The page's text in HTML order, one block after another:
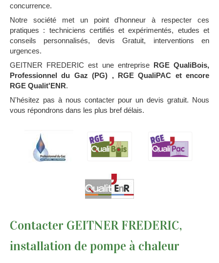
concurrence.
Notre société met un point d'honneur à respecter ces
pratiques : techniciens certifiés et expérimentés, etudes et
conseils personnalisés, devis Gratuit, interventions en
urgences.
GEITNER FREDERIC est une entreprise RGE QualiBois,
Professionnel du Gaz (PG) , RGE QualiPAC et encore
RGE Qualit'ENR.
N'hésitez pas à nous contacter pour un devis gratuit. Nous
vous répondrons dans les plus bref délais.
Contacter GEITNER FREDERIC,
installation de pompe à chaleur